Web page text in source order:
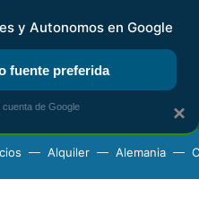
KIT DIGITAL RENTA
Alquiler Alemania
×
y Autonomos en Google
fuente preferida
de Google